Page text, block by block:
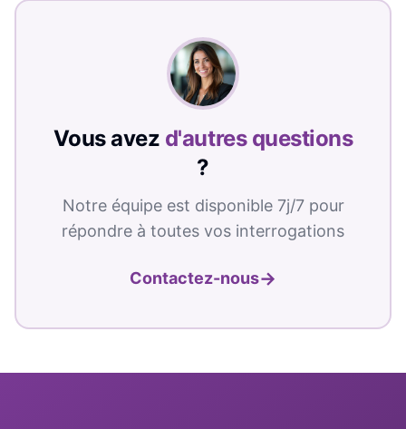
Vous avez d'autres questions
?
Notre équipe est disponible 7j/7 pour
répondre à toutes vos interrogations
Contactez-nous→